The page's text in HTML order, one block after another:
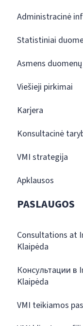
Administracinė
Statistiniai
Asmens
Viešieji pirkimai
Karjera
Konsultacinė
VMI strategija
Apklausos
PASLAUGOS
Consultations at
Klaipėda
Консультации в
Klaipėda
VMI teikiamos